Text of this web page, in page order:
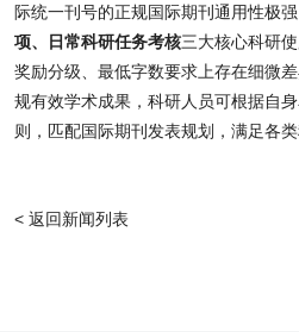
际统一刊号的正规国际期刊通用性极
项、日常科研任务考核三大核心科研
奖励分级、最低字数要求上存在细微
规有效学术成果，科研人员可根据自
则，匹配国际期刊发表规划，满足各类
< 返回新闻列表